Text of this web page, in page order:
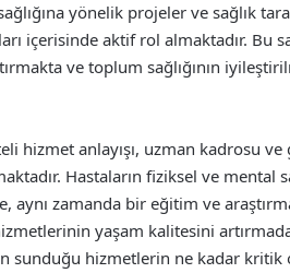
yönelik projeler ve sağlık
içerisinde aktif rol almaktadır. Bu
ve toplum sağlığının
hizmet anlayışı, uzman kadrosu ve
Hastaların fiziksel ve mental
aynı zamanda bir eğitim ve
yaşam kalitesini
sunduğu hizmetlerin ne kadar